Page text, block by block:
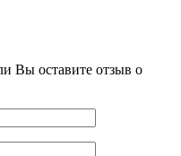
Вы оставите отзыв о